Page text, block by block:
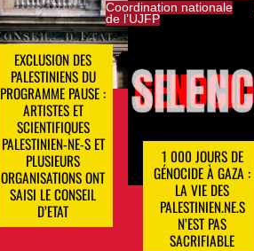
EXCLUSION DES
PALESTINIENS DU
PROGRAMME PAUSE :
ARTISTES ET
SCIENTIFIQUES
PALESTINIEN-NE-S ET
PLUSIEURS
ORGANISATIONS ONT
SAISI LE CONSEIL
D’ETAT
Coordination nationale
de l’UJFP
1 000 JOURS DE
GÉNOCIDE À GAZA :
LA VIE DES
PALESTINIEN.NE.S
N’EST PAS
SACRIFIABLE